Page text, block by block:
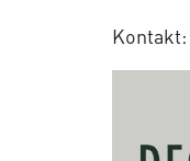
Kontakt: